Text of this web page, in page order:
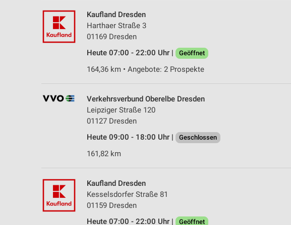
Kaufland Dresden
Harthaer Straße 3
01169 Dresden
Heute 07:00 - 22:00 Uhr |
Geöffnet
164,36 km • Angebote: 2 Prospekte
Verkehrsverbund Oberelbe Dresden
Leipziger Straße 120
01127 Dresden
Heute 09:00 - 18:00 Uhr |
Geschlossen
161,82 km
Kaufland Dresden
Kesselsdorfer Straße 81
01159 Dresden
Heute 07:00 - 22:00 Uhr |
Geöffnet